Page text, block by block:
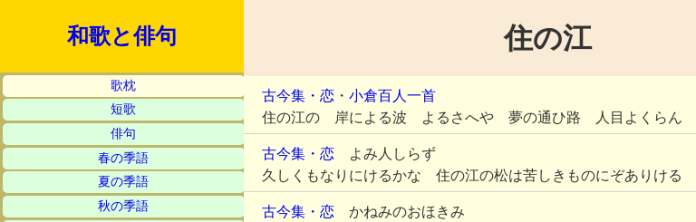
和歌と俳句
歌枕
短歌
俳句
春の季語
夏の季語
秋の季語
住の江
古今集・恋・ 小倉百人一首
住の江の 岸による波 よるさへや 夢の通ひ路 人目よくらん
古今集・恋よみ人しらず
久しくもなりにけるかな 住の江の松は苦しきものにぞありける
古今集・恋かねみのおほきみ